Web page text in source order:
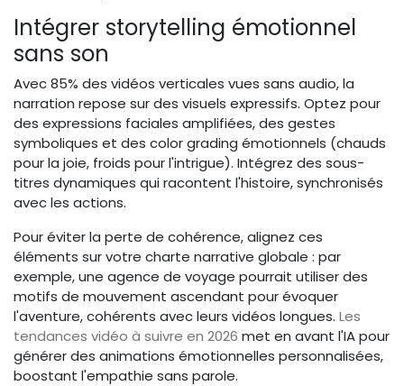
Intégrer storytelling émotionnel
sans son
Avec 85% des vidéos verticales vues sans audio, la
narration repose sur des visuels expressifs. Optez pour
des expressions faciales amplifiées, des gestes
symboliques et des color grading émotionnels (chauds
pour la joie, froids pour l'intrigue). Intégrez des sous-
titres dynamiques qui racontent l'histoire, synchronisés
avec les actions.
Pour éviter la perte de cohérence, alignez ces
éléments sur votre charte narrative globale : par
exemple, une agence de voyage pourrait utiliser des
motifs de mouvement ascendant pour évoquer
l'aventure, cohérents avec leurs vidéos longues. Les
tendances vidéo à suivre en 2026 met en avant l'IA pour
générer des animations émotionnelles personnalisées,
boostant l'empathie sans parole.